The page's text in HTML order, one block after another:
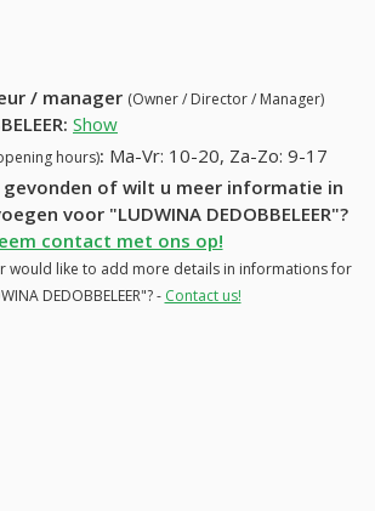
/ manager (Owner / Director / Manager)
: Show
hours): Ma-Vr: 10-20, Za-Zo: 9-17
of wilt u meer informatie in
voor "LUDWINA DEDOBBELEER"?
contact met ons op!
would like to add more details in informations for
DEDOBBELEER"? - Contact us!